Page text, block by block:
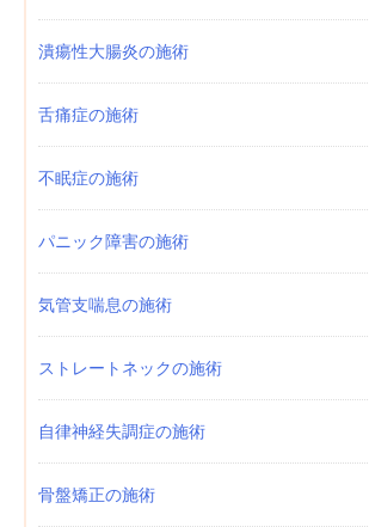
潰瘍性大腸炎の施術
舌痛症の施術
不眠症の施術
パニック障害の施術
気管支喘息の施術
ストレートネックの施術
自律神経失調症の施術
骨盤矯正の施術